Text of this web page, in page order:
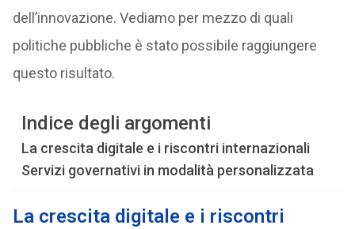
dell’innovazione. Vediamo per mezzo di quali
politiche pubbliche è stato possibile raggiungere
questo risultato.
Indice degli argomenti
La crescita digitale e i riscontri internazionali
Servizi governativi in modalità personalizzata
La crescita digitale e i riscontri